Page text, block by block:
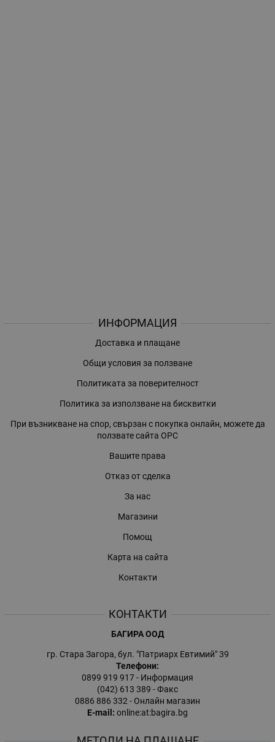
ИНФОРМАЦИЯ
Доставка и плащане
Общи условия за ползване
Политиката за поверителност
Политика за използване на бисквитки
При възникване на спор, свързан с покупка онлайн, можете да
ползвате сайта ОРС
Вашите права
Отказ от сделка
За нас
Магазини
Помощ
Карта на сайта
Контакти
КОНТАКТИ
БАГИРА ООД
гр. Стара Загора, бул. "Патриарх Евтимий" 39
Телефони:
0899 919 917- Информация
(042) 613 389 - Факс
0886 886 332 - Онлайн магазин
E-mail: online:at:bagira.bg